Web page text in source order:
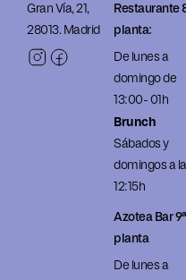
Gran Vía, 21,
28013. Madrid
Restaurante
planta:
De lunes a
domingo de
13:00- 01h
Brunch
Sábados y
domingos a
12:15h
Azotea Bar 9ª
planta
De lunes a